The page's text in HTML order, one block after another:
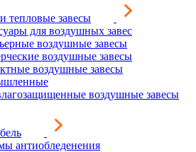
тепловые завесы
для воздушных завес
воздушные завесы
воздушные завесы
воздушные завесы
воздушные завесы
антиобледенения